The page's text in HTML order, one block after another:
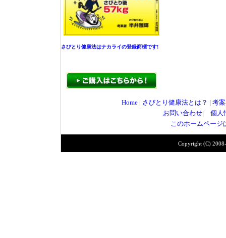
さびとり健康法はナカライの登録商標です!
Home| さびとり健康法とは？
考
お問い合わせ
個人
このホームページ
Copyright (C)